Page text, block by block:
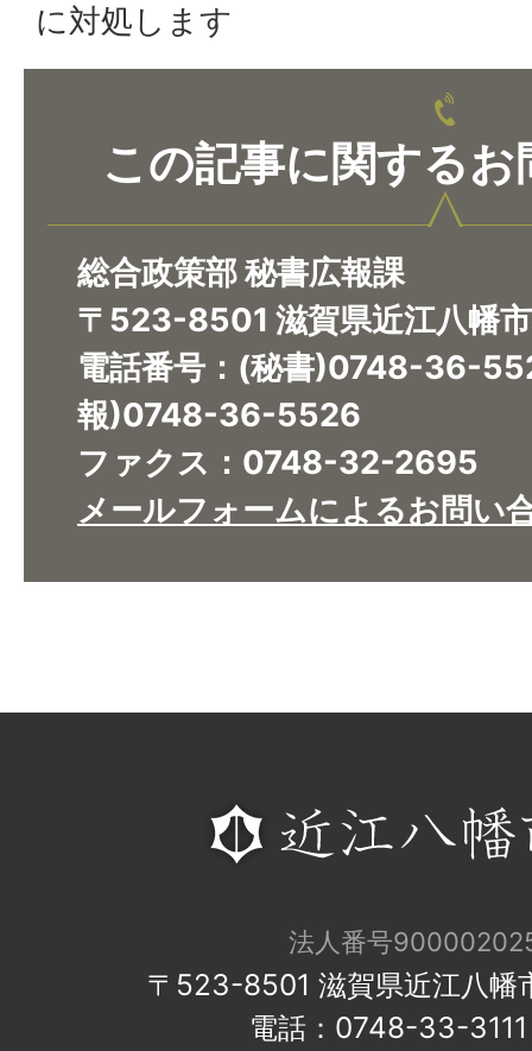
に対処します
この記事に関するお
総合政策部 秘書広報課
〒523-8501 滋賀県近江八幡
電話番号：(秘書)0748-36-
報)0748-36-5526
ファクス：0748-32-2695
メールフォームによるお問い
法人番号
〒523-8501 滋賀県近江八幡
電話：0748-33-